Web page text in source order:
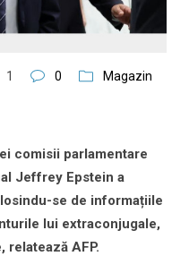
1 0 Magazin
comisii parlamentare
Jeffrey Epstein a
se de informațiile
lui extraconjugale,
AFP.